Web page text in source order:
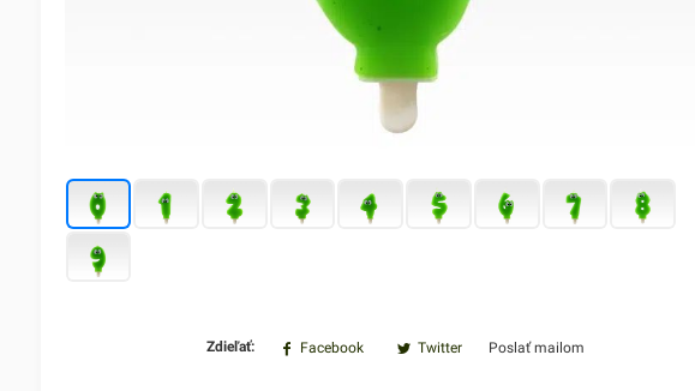
Zdieľať: Facebook Twitter Poslať mailom